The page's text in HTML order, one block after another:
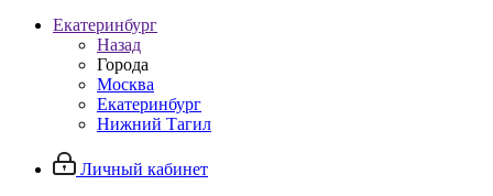
Екатеринбург
Назад
Города
Москва
Екатеринбург
Нижний Тагил
Личный кабинет